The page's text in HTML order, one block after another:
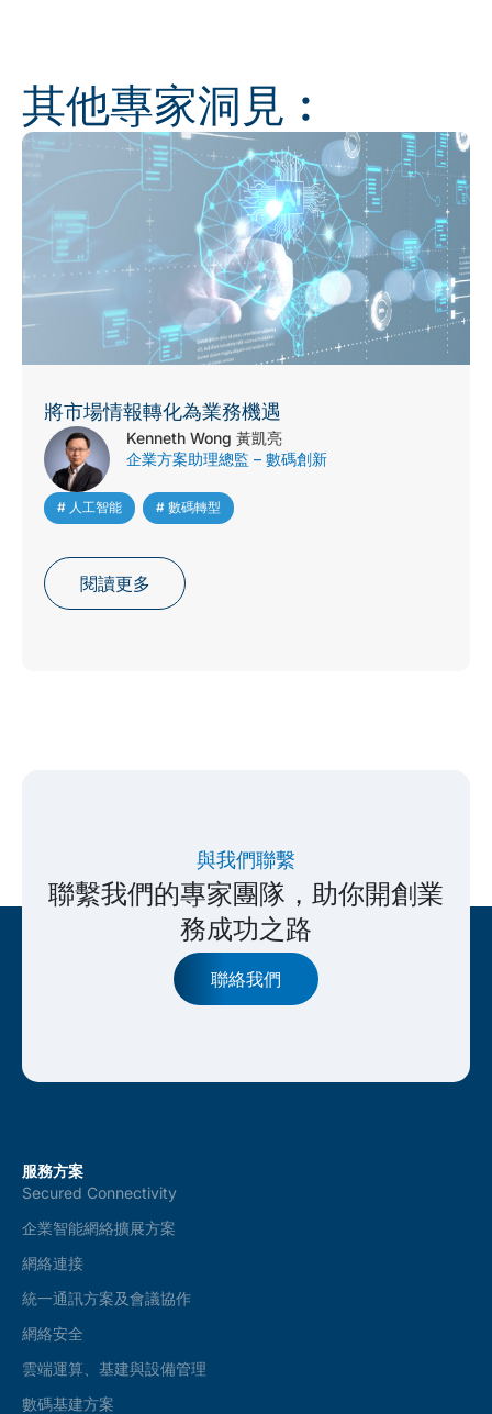
其他專家洞見︰
將市場情報轉化為業務機遇
Kenneth Wong 黃凱亮
企業方案助理總監 – 數碼創新
# 人工智能 # 數碼轉型
閱讀更多
與我們聯繫
聯繫我們的專家團隊，助你開創業
務成功之路
聯絡我們
服務方案
Secured Connectivity
企業智能網絡擴展方案
網絡連接
統一通訊方案及會議協作
網絡安全
雲端運算、基建與設備管理
數碼基建方案